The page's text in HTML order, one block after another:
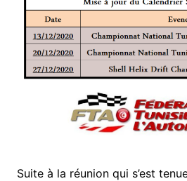
Suite à la réunion qui s’est